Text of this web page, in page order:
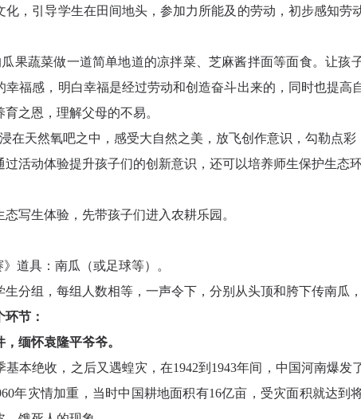
，引导学生在田间地头，参加力所能及的劳动，初步感知劳
果蔬菜做一道简单地道的凉拌菜、芝麻酱拌面等面食。让孩
福感，明白幸福是经过劳动和创造奋斗出来的，同时也提高
之恩，理解父母的不易。
在天然氧吧之中，感受大自然之美，放飞创作意识，勾勒点
活动体验提升孩子们的创新意识，还可以培养师生保护生态
写生体验，先带孩子们进入农耕乐园。
道具：南瓜（或足球等）。
分组，每组人数相等，一声令下，分别从头顶和胯下传南瓜
节：
缅怀袁隆平爷爷。
本绝收，之后又遇蝗灾，在1942到1943年间，中国河南爆发
年灾情加重，当时中国耕地面积有16亿亩，受灾面积就达到